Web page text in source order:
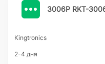
3006P RKT-
Kingtronics
2-4 дня